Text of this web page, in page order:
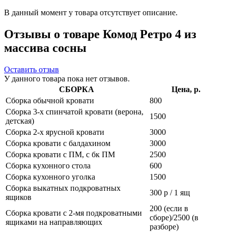
В данный момент у товара отсутствует описание.
Отзывы о товаре Комод Ретро 4 из
массива сосны
Оставить отзыв
У данного товара пока нет отзывов.
СБОРКА
Цена, р.
Сборка обычной кровати
800
Сборка 3-х спинчатой кровати (верона,
детская)
1500
Сборка 2-х ярусной кровати
3000
Сборка кровати с балдахином
3000
Сборка кровати с ПМ, с бк ПМ
2500
Сборка кухонного стола
600
Сборка кухонного уголка
1500
Сборка выкатных подкроватных
ящиков
300 р / 1 ящ
Сборка кровати с 2-мя подкроватными
ящиками на направляющих
200 (если в
сборе)/2500 (в
разборе)